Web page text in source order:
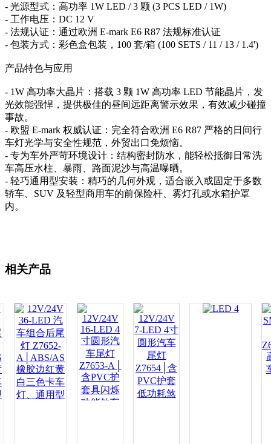
- 光源型式：高功率 1W LED / 3 颗 (3 PCS LED / 1W)
- 工作电压：DC 12 V
- 法规认证：通过欧洲 E-mark E6 R87 法规标准认证
- 包装方式：彩色盒包装，100 套/箱 (100 SETS / 11 / 13 / 1.4')
产品特色与应用
- 1W 高功率大晶片：搭载 3 颗 1W 高功率 LED 节能晶片，发
光效能强悍，提供极佳的昼间远距离警示效果，有效减少碰撞
事故。
- 欧盟 E-mark 权威认证：完全符合欧洲 E6 R87 严格的日间行
车灯光学与安全性规范，外贸出口免烦恼。
- 专为车外严苛环境设计：结构密封防水，能轻松抵御日常洗
车高压水柱、暴雨、路面泥沙与高温曝晒。
- 轻巧通用型安装：精巧的几何外观，适合嵌入或固定于多数
轿车、SUV 及轻型商用车的前保险杆、雾灯孔或水箱护罩
内。
相关产品